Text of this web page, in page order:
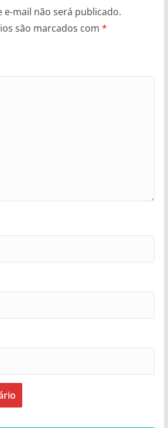
e-mail não será publicado.
são marcados com *